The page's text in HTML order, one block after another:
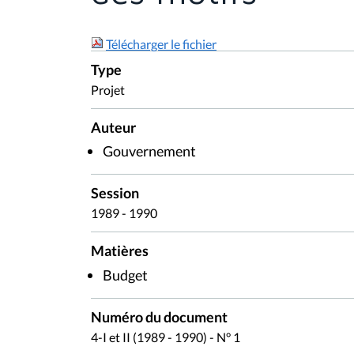
Télécharger le fichier
Type
Projet
Auteur
Gouvernement
Session
1989 - 1990
Matières
Budget
Numéro du document
4-I et II (1989 - 1990) - N° 1